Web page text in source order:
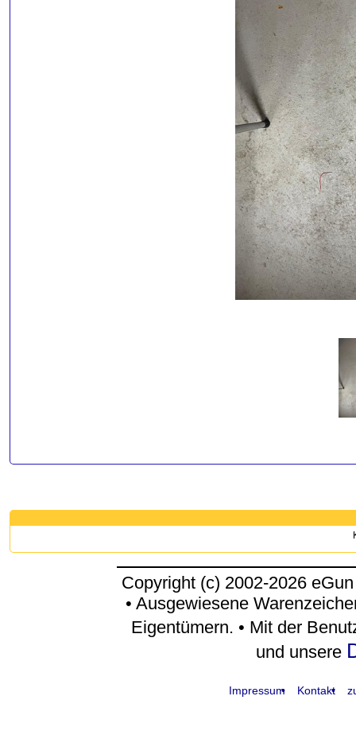
Copyright (c) 2002-2026
• Ausgewiesene
Eigentümern. • Mit der
und unsere
Impressum Kontakt